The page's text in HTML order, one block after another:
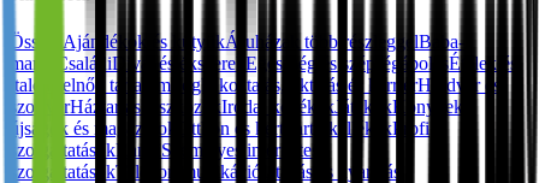
Összes Ajándékok és kütyükÁruházak több részleggelBaba-
mama
CsaládiDivat és ékszerek Egészség és szépségápolásÉtelek és
italok
Felnőtt tartalom Foglalkoztatás, oktatás és karrierHardver és
szoftverHáztartási eszközökIrodai kellékekJátékokKönyvek,
újságok és magazinok
Otthon és kert Party kellékekProfi
szolgáltatásokRandi Személyes internetes
szolgáltatásokTelekommunikáció Utazás és nyaralás